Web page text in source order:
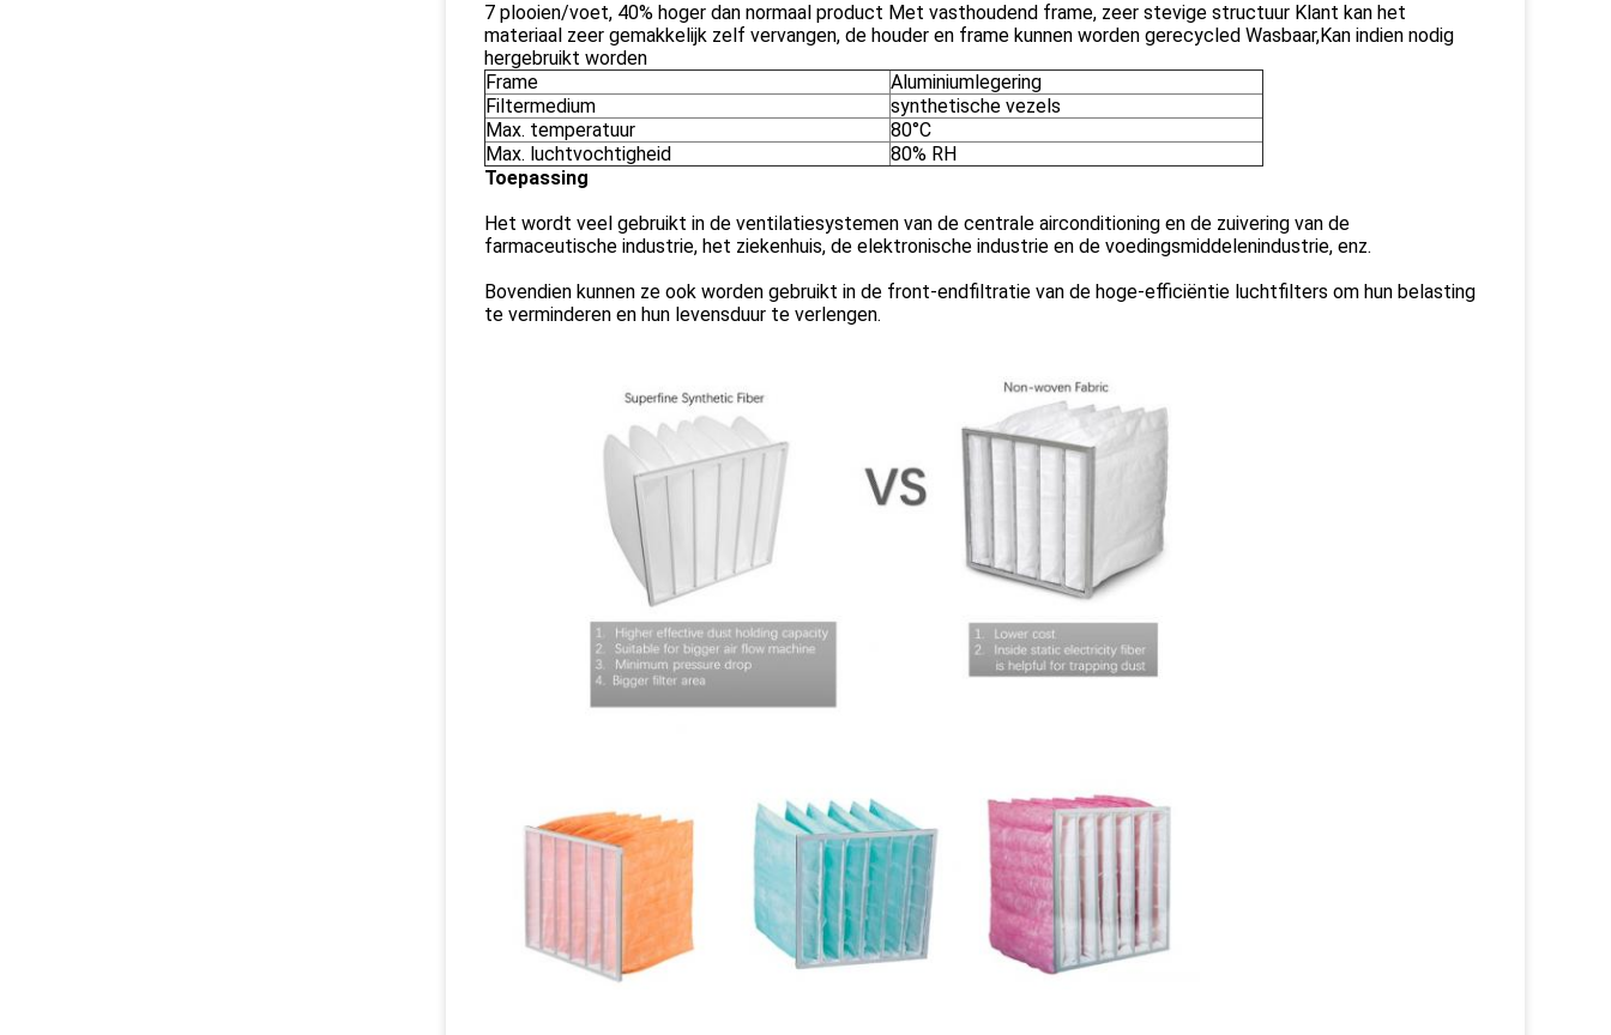
7 plooien/voet, 40% hoger dan normaal product Met vasthoudend frame, zeer stevige structuur Klant kan het
materiaal zeer gemakkelijk zelf vervangen, de houder en frame kunnen worden gerecycled Wasbaar,Kan indien nodig
hergebruikt worden
Frame
Aluminiumlegering
Filtermedium
synthetische vezels
Max. temperatuur
80°C
Max. luchtvochtigheid
80% RH
Toepassing
Het wordt veel gebruikt in de ventilatiesystemen van de centrale airconditioning en de zuivering van de
farmaceutische industrie, het ziekenhuis, de elektronische industrie en de voedingsmiddelenindustrie, enz.
Bovendien kunnen ze ook worden gebruikt in de front-endfiltratie van de hoge-efficiëntie luchtfilters om hun belasting
te verminderen en hun levensduur te verlengen.